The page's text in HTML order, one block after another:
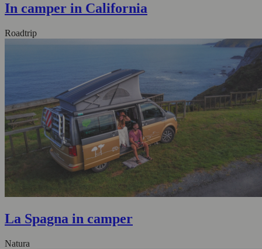
In camper in California
Roadtrip
La Spagna in camper
Natura